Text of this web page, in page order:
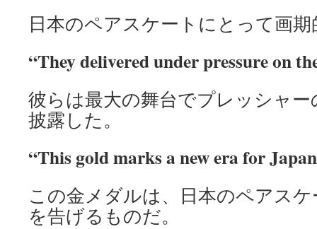
日本のペアスケートにとって画
“They delivered under pressure on
彼らは最大の舞台でプレッシャ
披露した。
“This gold marks a new era for
この金メダルは、日本のペアス
を告げるものだ。